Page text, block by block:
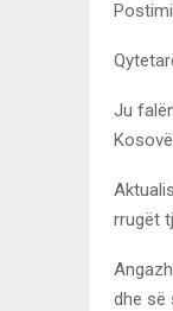
Ju
rrugët
dhe së